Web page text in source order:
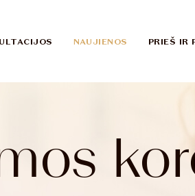
NAUJIENOS PRIEŠ IR